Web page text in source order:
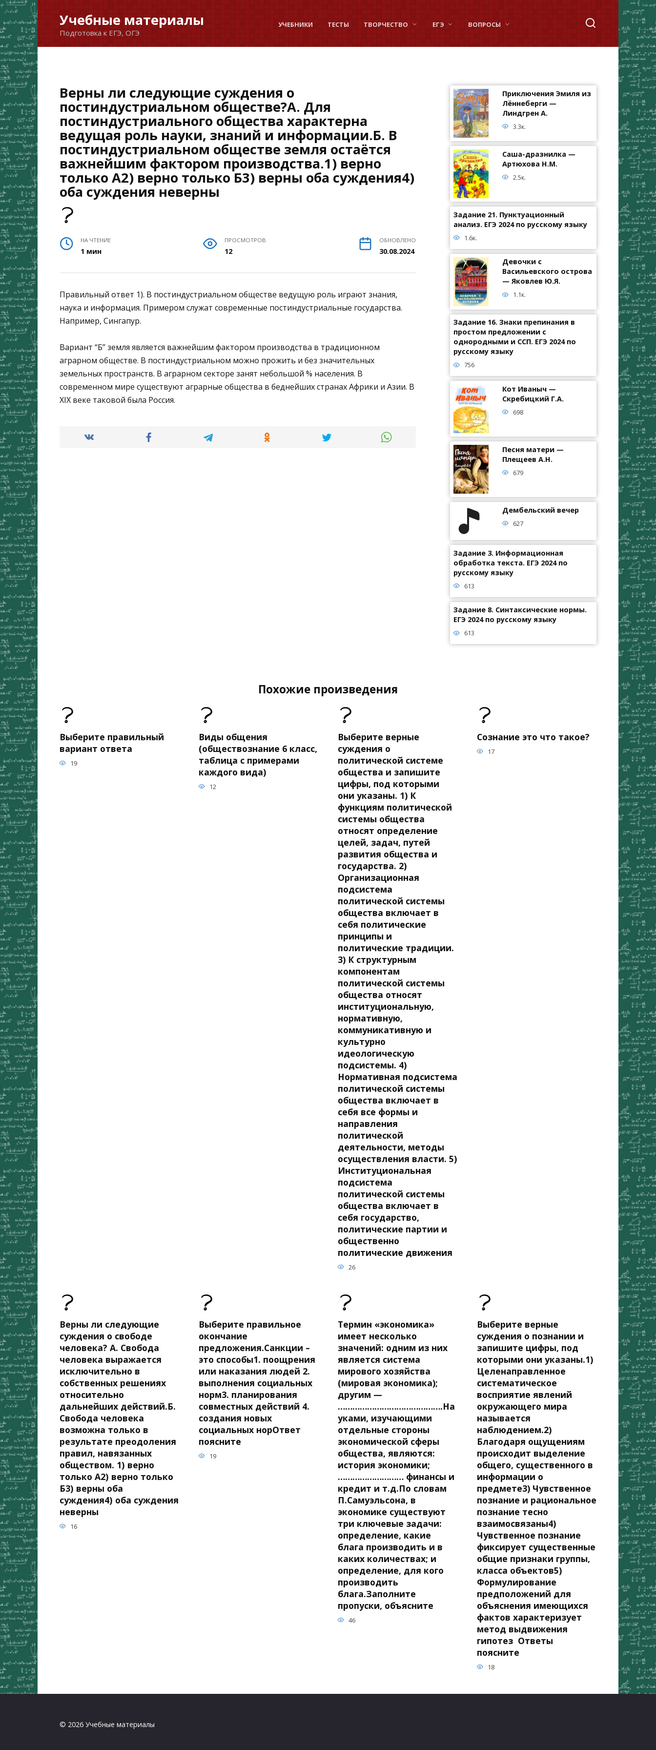
Перейти
к
содержанию
Учебные материалы
Подготовка к ЕГЭ, ОГЭ
УЧЕБНИКИ ТЕСТЫ ТВОРЧЕСТВО ЕГЭ ВОПРОСЫ
Верны ли следующие суждения о
постиндустриальном обществе?А. Для
постиндустриального общества характерна
ведущая роль науки, знаний и информации.Б. В
постиндустриальном обществе земля остаётся
важнейшим фактором производства.1) верно
только А2) верно только Б3) верны оба суждения4)
оба суждения неверны
НА ЧТЕНИЕ
1 мин
ПРОСМОТРОВ
12
ОБНОВЛЕНО
30.08.2024
Правильный ответ 1). В постиндустриальном обществе ведущую роль играют знания,
наука и информация. Примером служат современные постиндустриальные государства.
Например, Сингапур.
Вариант “Б” земля является важнейшим фактором производства в традиционном
аграрном обществе. В постиндустриальном можно прожить и без значительных
земельных пространств. В аграрном секторе занят небольшой % населения. В
современном мире существуют аграрные общества в беднейших странах Африки и Азии. В
XIX веке таковой была Россия.
Приключения Эмиля из
Лённеберги —
Линдгрен А.
3.3к.
Саша-дразнилка —
Артюхова Н.М.
2.5к.
Задание 21. Пунктуационный
анализ. ЕГЭ 2024 по русскому языку
1.6к.
Девочки с
Васильевского острова
— Яковлев Ю.Я.
1.1к.
Задание 16. Знаки препинания в
простом предложении с
однородными и ССП. ЕГЭ 2024 по
русскому языку
756
Кот Иваныч —
Скребицкий Г.А.
698
Песня матери —
Плещеев А.Н.
679
Дембельский вечер
627
Задание 3. Информационная
обработка текста. ЕГЭ 2024 по
русскому языку
613
Задание 8. Синтаксические нормы.
ЕГЭ 2024 по русскому языку
613
Похожие произведения
Выберите правильный
вариант ответа
19
Виды общения
(обществознание 6 класс,
таблица с примерами
каждого вида)
12
Выберите верные
суждения о
политической системе
общества и запишите
цифры, под которыми
они указаны. 1) К
функциям политической
системы общества
относят определение
целей, задач, путей
развития общества и
государства. 2)
Организационная
подсистема
политической системы
общества включает в
себя политические
принципы и
политические традиции.
3) К структурным
компонентам
политической системы
общества относят
институциональную,
нормативную,
коммуникативную и
культурно
идеологическую
подсистемы. 4)
Нормативная подсистема
политической системы
общества включает в
себя все формы и
направления
политической
деятельности, методы
осуществления власти. 5)
Институциональная
подсистема
политической системы
общества включает в
себя государство,
политические партии и
общественно
политические движения
26
Сознание это что такое?
17
Верны ли следующие
суждения о свободе
человека? А. Свобода
человека выражается
исключительно в
собственных решениях
относительно
дальнейших действий.Б.
Свобода человека
возможна только в
результате преодоления
правил, навязанных
обществом. 1) верно
только А2) верно только
Б3) верны оба
суждения4) оба суждения
неверны
16
Выберите правильное
окончание
предложения.Санкции –
это способы1. поощрения
или наказания людей 2.
выполнения социальных
норм3. планирования
совместных действий 4.
создания новых
социальных норОтвет
поясните
19
Термин «экономика»
имеет несколько
значений: одним из них
является система
мирового хозяйства
(мировая экономика);
другим —
…………………………………….На
уками, изучающими
отдельные стороны
экономической сферы
общества, являются:
история экономики;
……………………… финансы и
кредит и т.д.По словам
П.Самуэльсона, в
экономике существуют
три ключевые задачи:
определение, какие
блага производить и в
каких количествах; и
определение, для кого
производить
блага.Заполните
пропуски, объясните
46
Выберите верные
суждения о познании и
запишите цифры, под
которыми они указаны.1)
Целенаправленное
систематическое
восприятие явлений
окружающего мира
называется
наблюдением.2)
Благодаря ощущениям
происходит выделение
общего, существенного в
информации о
предмете3) Чувственное
познание и рациональное
познание тесно
взаимосвязаны4)
Чувственное познание
фиксирует существенные
общие признаки группы,
класса объектов5)
Формулирование
предположений для
объяснения имеющихся
фактов характеризует
метод выдвижения
гипотез Ответы
поясните
18
© 2026 Учебные материалы